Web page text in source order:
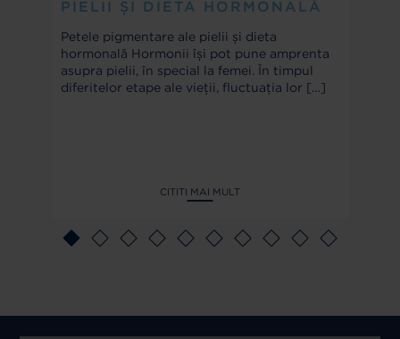
PIELII ȘI DIETA HORMONALĂ
Petele pigmentare ale pielii și dieta
hormonală Hormonii își pot pune amprenta
asupra pielii, în special la femei. În timpul
diferitelor etape ale vieții, fluctuația lor […]
CITITI MAI MULT